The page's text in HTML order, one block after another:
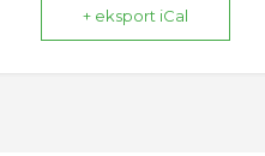
+ eksport iCal